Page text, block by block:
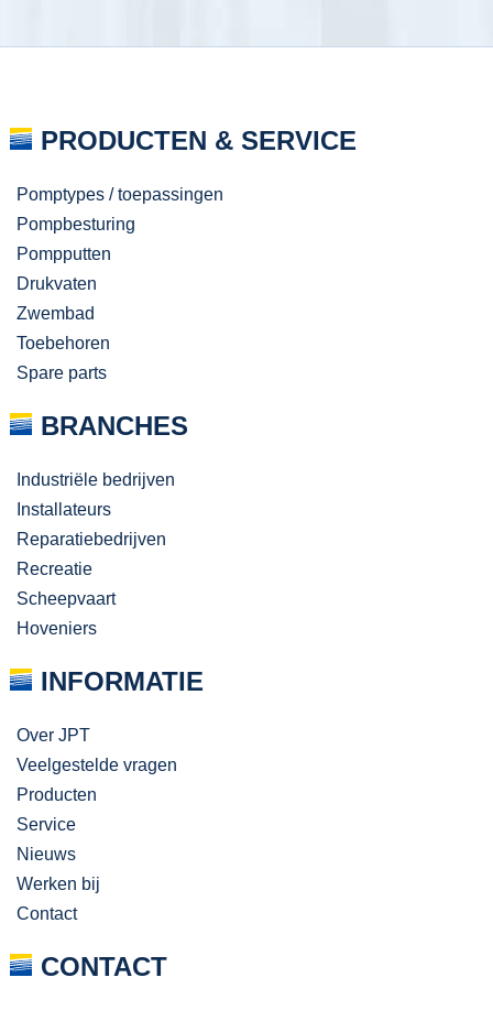
PRODUCTEN & SERVICE
Pomptypes / toepassingen
Pompbesturing
Pompputten
Drukvaten
Zwembad
Toebehoren
Spare parts
BRANCHES
Industriële bedrijven
Installateurs
Reparatiebedrijven
Recreatie
Scheepvaart
Hoveniers
INFORMATIE
Over JPT
Veelgestelde vragen
Producten
Service
Nieuws
Werken bij
Contact
CONTACT